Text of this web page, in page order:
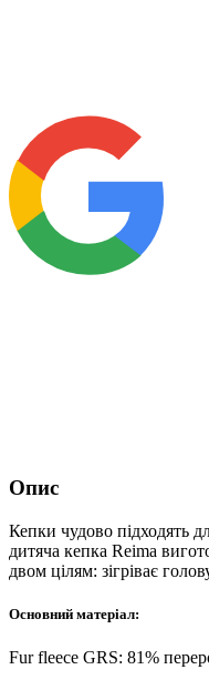
Опис
Кепки чудово підходять
дитяча кепка Reima
двом цілям: зігріває
Основний матеріал:
Fur fleece GRS: 81%